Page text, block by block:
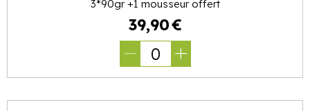
3*90gr +1 mousseur offert
39,90€
0